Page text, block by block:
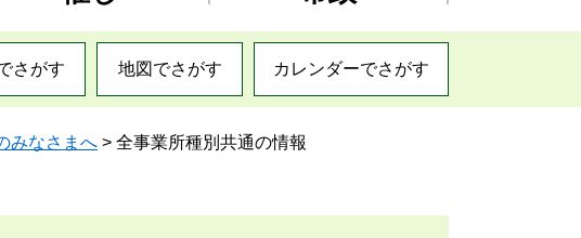
さがす 地図でさがす カレンダーでさがす
みなさまへ > 全事業所種別共通の情報